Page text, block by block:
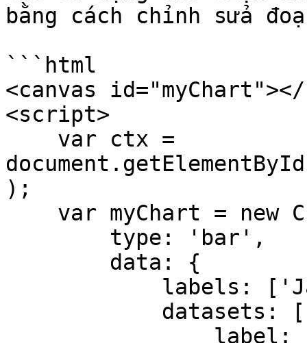
bằng cách chỉnh sửa
```html
<canvas id="myChart"></
<script>
);